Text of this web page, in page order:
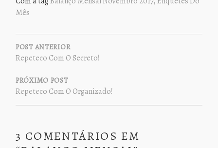
Mês
NAVEGAÇÃO
DE
POST
POST ANTERIOR
Repeteco Com O Secreto!
PRÓXIMO POST
Repeteco Com O Organizado!
3 COMENTÁRIOS EM